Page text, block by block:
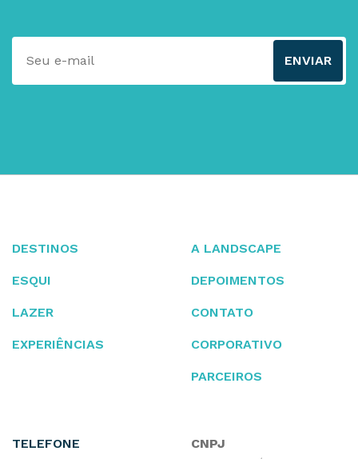
ENVIAR
DESTINOS
ESQUI
LAZER
EXPERIÊNCIAS
A LANDSCAPE
DEPOIMENTOS
CONTATO
CORPORATIVO
PARCEIROS
TELEFONE
CNPJ